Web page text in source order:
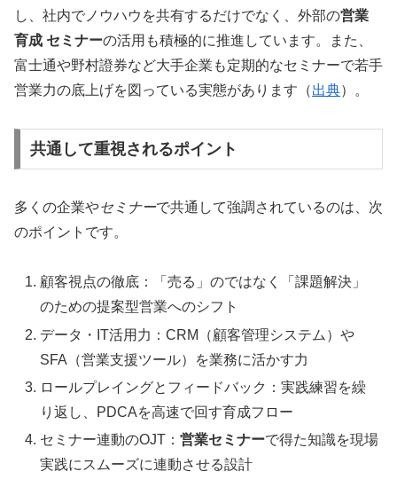
し、社内でノウハウを共有するだけでなく、外部の営業
育成 セミナーの活用も積極的に推進しています。また、
富士通や野村證券など大手企業も定期的なセミナーで若手
営業力の底上げを図っている実態があります（出典）。
共通して重視されるポイント
多くの企業やセミナーで共通して強調されているのは、次
のポイントです。
顧客視点の徹底：「売る」のではなく「課題解決」
のための提案型営業へのシフト
データ・IT活用力：CRM（顧客管理システム）や
SFA（営業支援ツール）を業務に活かす力
ロールプレイングとフィードバック：実践練習を繰
り返し、PDCAを高速で回す育成フロー
セミナー連動のOJT：営業セミナーで得た知識を現場
実践にスムーズに連動させる設計